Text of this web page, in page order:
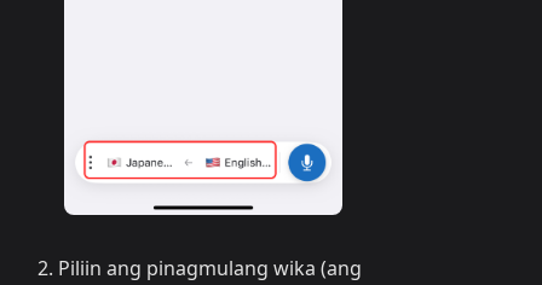
Piliin ang pinagmulang wika (ang